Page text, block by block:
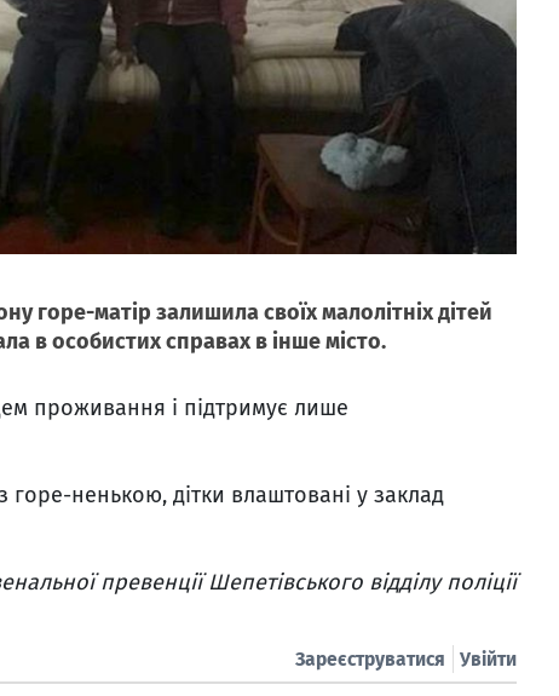
горе-матір залишила своїх малолітніх дітей
в особистих справах в інше місто.
проживання і підтримує лише
горе-ненькою, дітки влаштовані у заклад
превенції Шепетівського відділу поліції
Увійти
Зареєструватися